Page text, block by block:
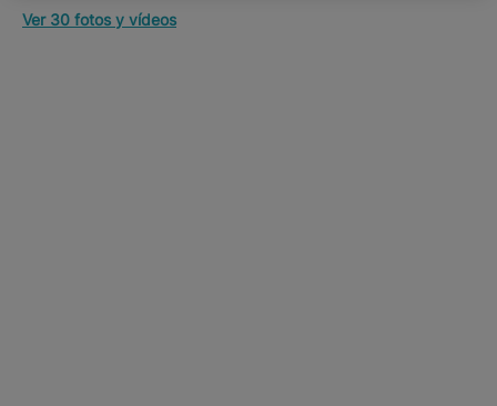
Ver 30 fotos y vídeos